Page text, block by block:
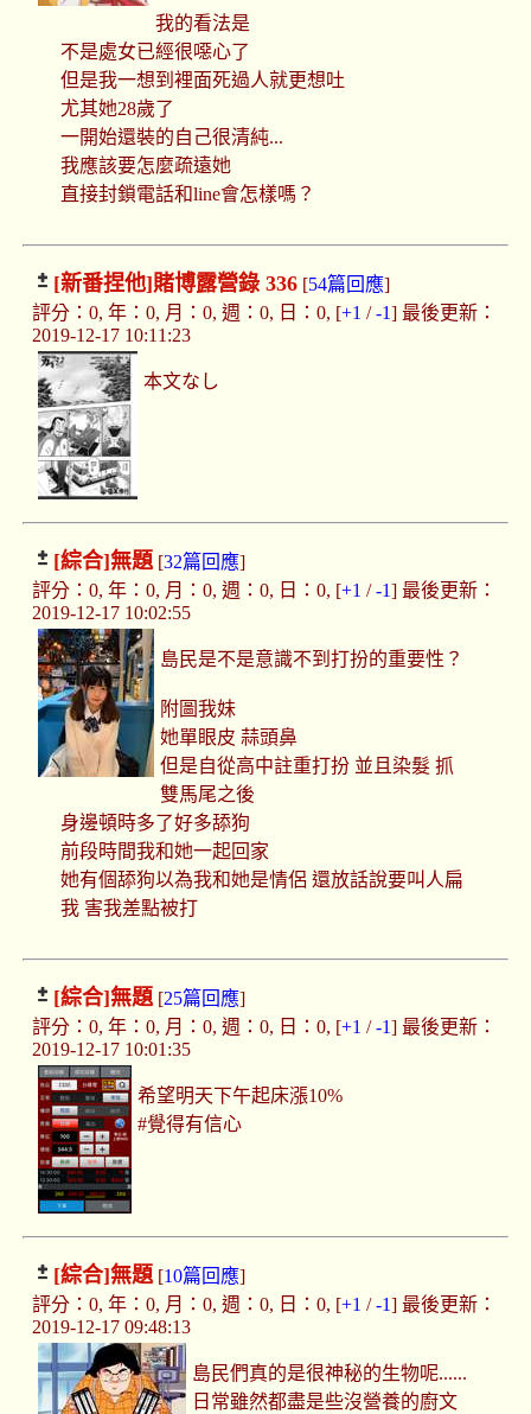
我的看法是
不是處女已經很噁心了
但是我一想到裡面死過人就更想吐
尤其她28歲了
一開始還裝的自己很清純...
我應該要怎麼疏遠她
直接封鎖電話和line會怎樣嗎？
[新番捏他]賭博露營錄 336[54篇回應]
評分：0, 年：0, 月：0, 週：0, 日：0, [+1 /-1] 最後更新：
2019-12-17 10:11:23
本文なし
[綜合]無題[32篇回應]
評分：0, 年：0, 月：0, 週：0, 日：0, [+1 /-1] 最後更新：
2019-12-17 10:02:55
島民是不是意識不到打扮的重要性？
附圖我妹
她單眼皮 蒜頭鼻
但是自從高中註重打扮 並且染髮 抓
雙馬尾之後
身邊頓時多了好多舔狗
前段時間我和她一起回家
她有個舔狗以為我和她是情侶 還放話說要叫人扁
我 害我差點被打
[綜合]無題[25篇回應]
評分：0, 年：0, 月：0, 週：0, 日：0, [+1 /-1] 最後更新：
2019-12-17 10:01:35
希望明天下午起床漲10%
#覺得有信心
[綜合]無題[10篇回應]
評分：0, 年：0, 月：0, 週：0, 日：0, [+1 /-1] 最後更新：
2019-12-17 09:48:13
島民們真的是很神秘的生物呢......
日常雖然都盡是些沒營養的廚文